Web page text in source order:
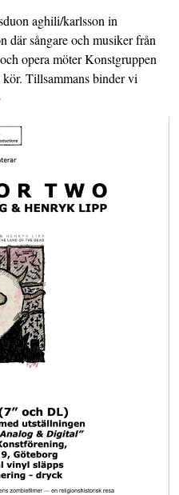
aghili/karlsson in
där sångare och musiker från
opera möter Konstgruppen
kör. Tillsammans binder vi